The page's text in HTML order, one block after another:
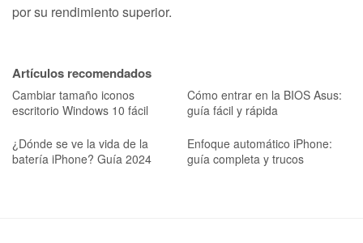
por su rendimiento superior.
Artículos recomendados
Cambiar tamaño iconos
escritorio Windows 10 fácil
Cómo entrar en la BIOS Asus:
guía fácil y rápida
¿Dónde se ve la vida de la
batería iPhone? Guía 2024
Enfoque automático iPhone:
guía completa y trucos